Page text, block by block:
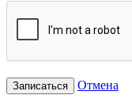
Записаться Отмена